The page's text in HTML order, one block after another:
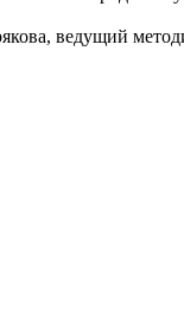
ведущий